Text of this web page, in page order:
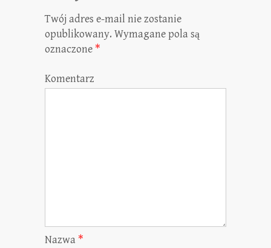
Twój adres e-mail nie zostanie
opublikowany. Wymagane pola są
oznaczone *
Komentarz
Nazwa *